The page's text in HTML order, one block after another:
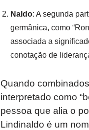
Naldo: A segunda
germânica, como
associada a
conotação de
Quando
interpretado como
pessoa que alia o
Lindinaldo é um